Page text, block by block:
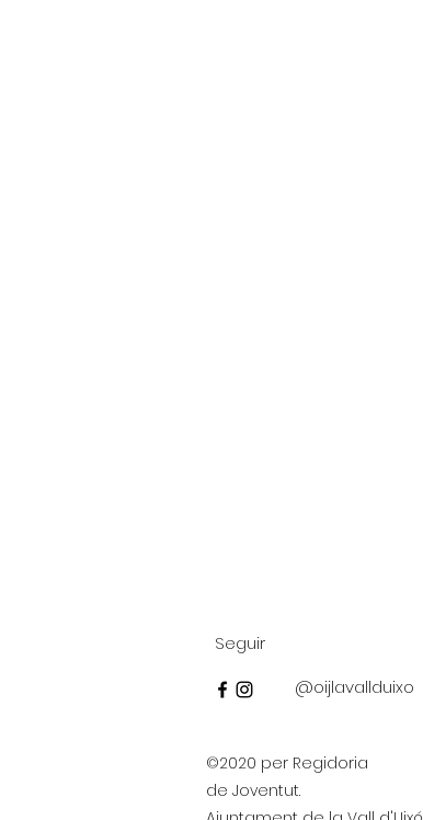
Seguir
@oijlavallduixo
©2020 per Regidoria
de Joventut.